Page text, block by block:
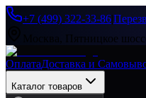
+7 (499) 322-33-86|
Москва, Пятницкое
ОплатаДоставка и
Каталог товаров